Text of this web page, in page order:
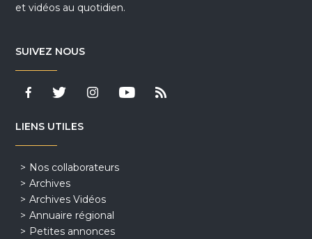
et vidéos au quotidien.
SUIVEZ NOUS
LIENS UTILES
Nos collaborateurs
Archives
Archives Vidéos
Annuaire régional
Petites annonces